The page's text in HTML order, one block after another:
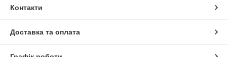
Контакти
Доставка та оплата